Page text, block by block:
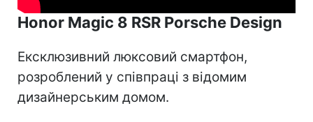
Honor Magic 8 RSR Porsche Design
Ексклюзивний люксовий смартфон,
розроблений у співпраці з відомим
дизайнерським домом.